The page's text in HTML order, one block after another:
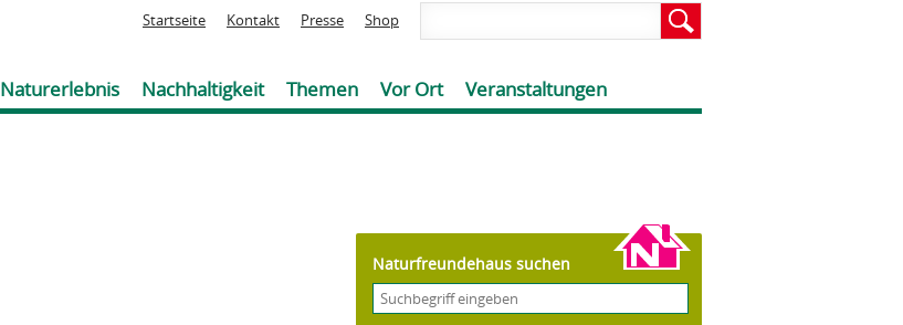
Jump to navigation
Startseite Kontakt Presse Shop
Naturerlebnis Nachhaltigkeit Themen Vor Ort Veranstaltungen
Naturfreundehaus suchen